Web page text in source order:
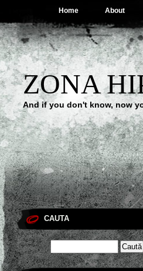
Home About
ZONA
And if you don't know, now
CAUTA